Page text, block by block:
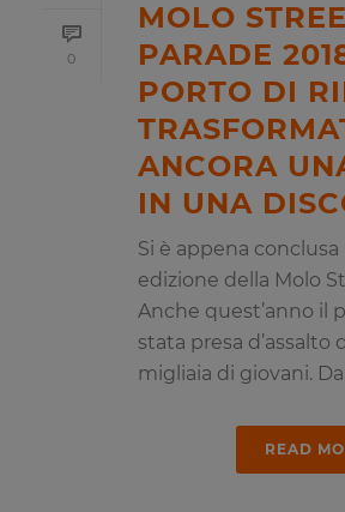
0
MOLO
PARADE
PORTO DI
ANCORA
IN UNA
Si è appena
edizione della Molo
Anche quest’anno il
stata presa d’assalto
migliaia di giovani.
READ